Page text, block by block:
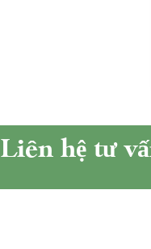
Liên hệ tư